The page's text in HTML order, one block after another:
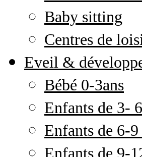
Baby sitting
Centres de
Eveil &
Bébé 0-3ans
Enfants de 3-
Enfants de 6-9
Enfants de 9-